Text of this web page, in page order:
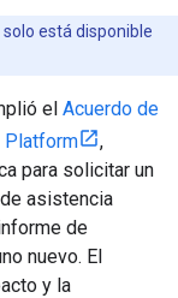
está disponible
el Acuerdo de
Platform
,
para solicitar un
asistencia
de
nuevo. El
y la